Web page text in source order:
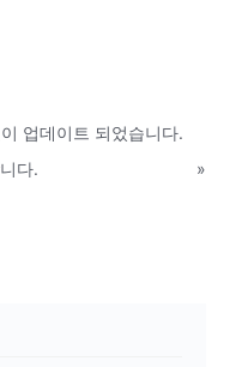
업데이트 되었습니다.
다.
»